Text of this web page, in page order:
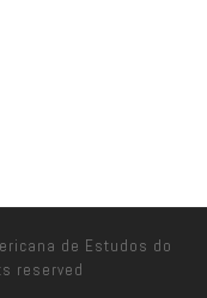
de Estudos do
reserved